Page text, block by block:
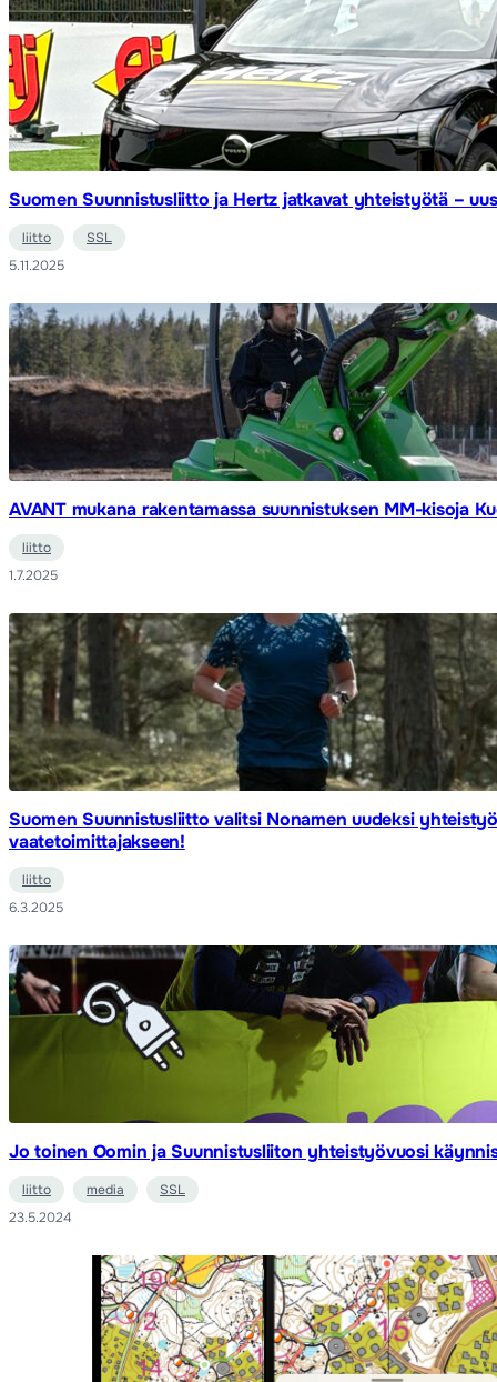
Suomen Suunnistusliitto ja Hertz jatkavat yhteistyötä –
liitto
SSL
5.11.2025
AVANT mukana rakentamassa suunnistuksen MM-kisoja
liitto
1.7.2025
Suomen Suunnistusliitto valitsi Nonamen uudeksi
vaatetoimittajakseen!
liitto
6.3.2025
Jo toinen Oomin ja Suunnistusliiton yhteistyövuosi
liitto media
SSL
23.5.2024